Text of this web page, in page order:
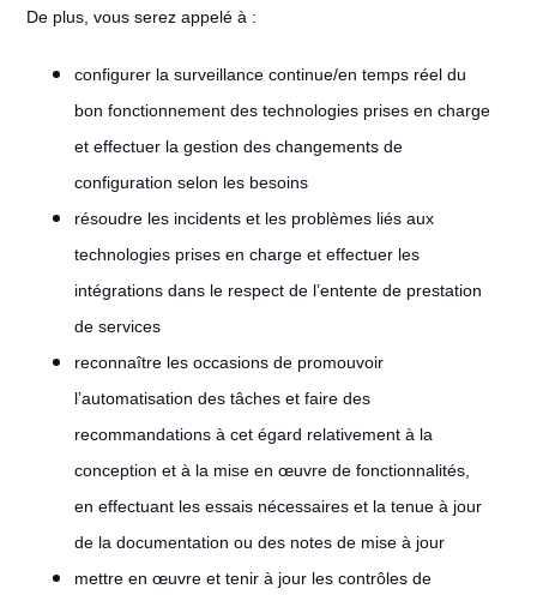
De plus, vous serez appelé à :
configurer la surveillance continue/en temps réel du
bon fonctionnement des technologies prises en charge
et effectuer la gestion des changements de
configuration selon les besoins
résoudre les incidents et les problèmes liés aux
technologies prises en charge et effectuer les
intégrations dans le respect de l’entente de prestation
de services
reconnaître les occasions de promouvoir
l’automatisation des tâches et faire des
recommandations à cet égard relativement à la
conception et à la mise en œuvre de fonctionnalités,
en effectuant les essais nécessaires et la tenue à jour
de la documentation ou des notes de mise à jour
mettre en œuvre et tenir à jour les contrôles de